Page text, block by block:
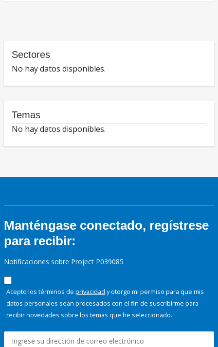
Sectores
No hay datos disponibles.
Temas
No hay datos disponibles.
Manténgase conectado, regístrese
para recibir:
Notificaciones sobre Project P039085
Acepto los términos de privacidad y otorgo mi permiso para que mis
datos personales sean procesados con el fin de suscribirme para
recibir novedades sobre los temas que he seleccionado.